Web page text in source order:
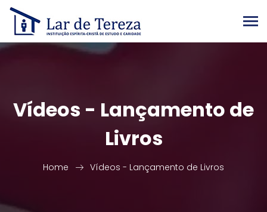
Vídeos - Lançamento de
Livros
Home Vídeos - Lançamento de Livros